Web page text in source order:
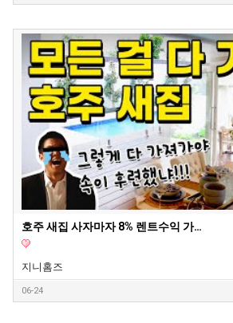
호주 새집 사자마자 8% 렌트수익 가능 2부 영상
지니홈즈
06-24